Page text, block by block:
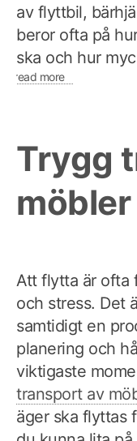
av flyttbil,
beror ofta på
ska och hur
read more
Trygg
Att flytta är ofta
och stress. Det
samtidigt en
planering och
viktigaste
transport av
äger ska flyttas